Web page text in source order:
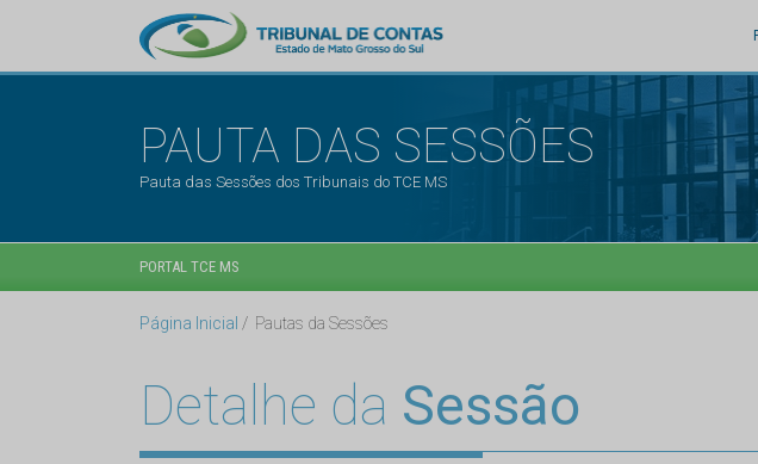
PAUTA DAS SESSÕES
Pauta das Sessões dos Tribunais do TCE MS
PORTAL TCE MS
Página Inicial Pautas da Sessões
Detalhe da Sessão